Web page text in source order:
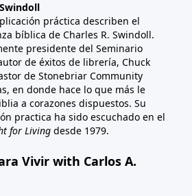
práctica describen el
bíblica de Charles R. Swindoll.
presidente del Seminario
de éxitos de librería, Chuck
de Stonebriar Community
en donde hace lo que más le
a corazones dispuestos. Su
practica ha sido escuchado en el
for Living desde 1979.
Vivir with Carlos A.